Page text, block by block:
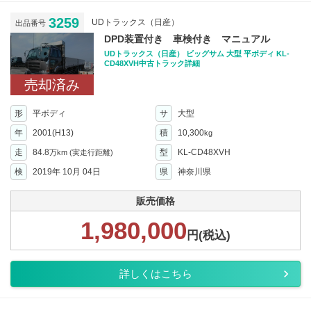
出品番号 3259 UDトラックス（日産）
売却済み
DPD装置付き 車検付き マニュアル
UDトラックス（日産） ビッグサム 大型 平ボディ KL-
CD48XVH中古トラック詳細
形 平ボディ サ
大型
年
2001(H13) 積 10,300kg
走 84.8万km (実走行距離) 型
KL-CD48XVH
検
2019年 10月 04日 県 神奈川県
販売価格
1,980,000 円(税込)
詳しくはこちら